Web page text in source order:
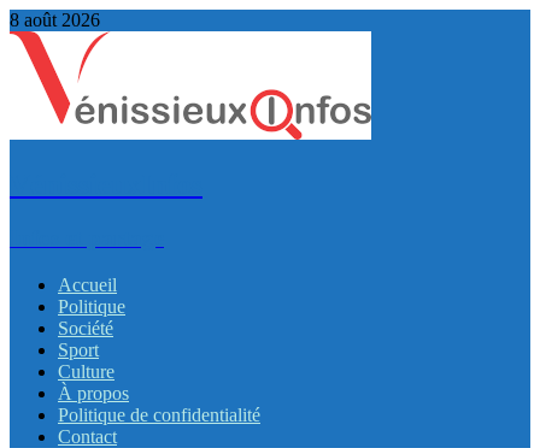
8 août 2026
Accueil
Politique
Société
Sport
Culture
À propos
Politique de confidentialité
Contact